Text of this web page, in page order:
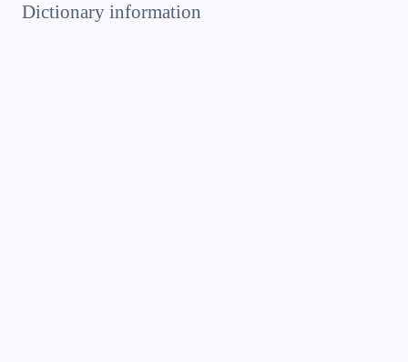
Dictionary information